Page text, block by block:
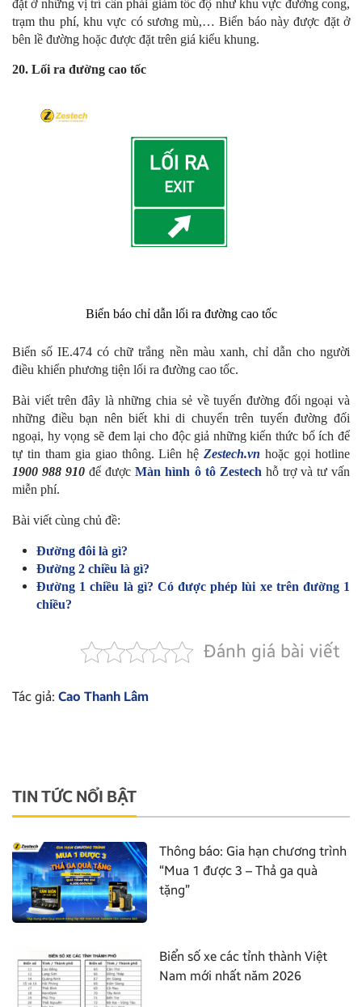
đặt ở những vị trí cần phải giảm tốc độ như khu vực đường cong,
trạm thu phí, khu vực có sương mù,… Biển báo này được đặt ở
bên lề đường hoặc được đặt trên giá kiểu khung.
20. Lối ra đường cao tốc
Biển báo chỉ dẫn lối ra đường cao tốc
Biển số IE.474 có chữ trắng nền màu xanh, chỉ dẫn cho người
điều khiển phương tiện lối ra đường cao tốc.
Bài viết trên đây là những chia sẻ về tuyến đường đối ngoại và
những điều bạn nên biết khi di chuyển trên tuyến đường đối
ngoại, hy vọng sẽ đem lại cho độc giả những kiến thức bổ ích để
tự tin tham gia giao thông. Liên hệZestech.vn hoặc gọi hotline
1900 988 910 để đượcMàn hình ô tô Zestech hỗ trợ và tư vấn
miễn phí.
Bài viết cùng chủ đề:
Đường đôi là gì?
Đường 2 chiều là gì?
Đường 1 chiều là gì? Có được phép lùi xe trên đường 1
chiều?
Đánh giá bài viết
Tác giả: Cao Thanh Lâm
TIN TỨC NỔI BẬT
Thông báo: Gia hạn chương trình
“Mua 1 được 3 – Thả ga quà
tặng”
Biển số xe các tỉnh thành Việt
Nam mới nhất năm 2026